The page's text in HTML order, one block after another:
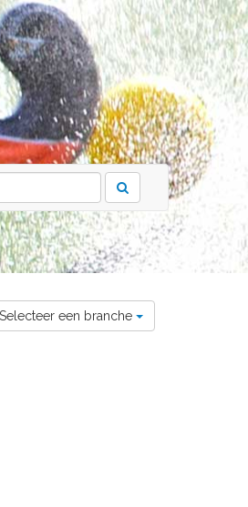
Selecteer een branche